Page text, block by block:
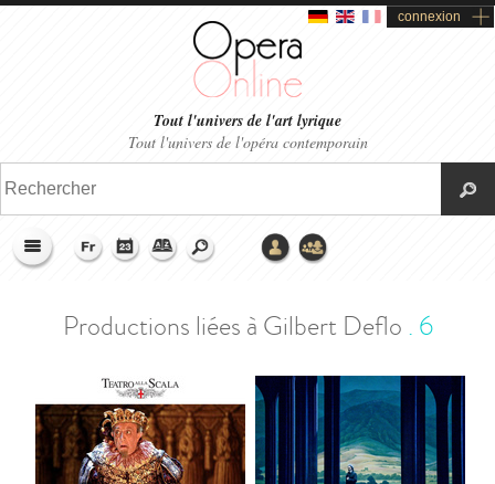
connexion
Tout l'univers de l'art lyrique
Tout l'univers de l'opéra contemporain
Productions liées à Gilbert Deflo . 6